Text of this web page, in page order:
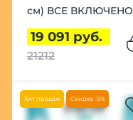
см) ВСЕ ВКЛЮЧЕНО
19 091 руб.
21212
Хит продаж Скидка -5%